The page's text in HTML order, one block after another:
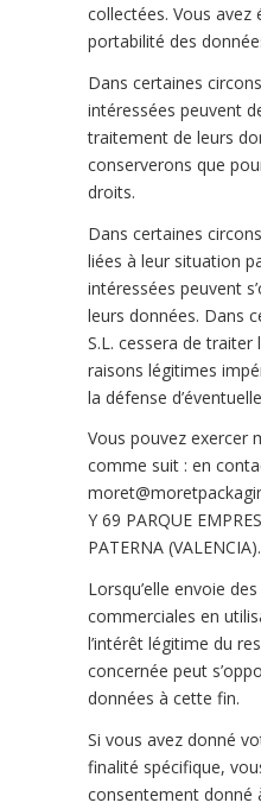
collectées. Vous
portabilité des
Dans certaines
intéressées peuvent
traitement de leurs
conserverons que
droits.
Dans certaines
liées à leur situation
intéressées peuvent
leurs données. Dans
S.L. cessera de
raisons légitimes
la défense
Vous pouvez exercer
comme suit : en
Y 69 PARQUE
PATERNA (VALENCIA).
Lorsqu’elle envoie
commerciales en
l’intérêt légitime du
concernée peut
données à cette fin.
Si vous avez donné
finalité spécifique,
consentement